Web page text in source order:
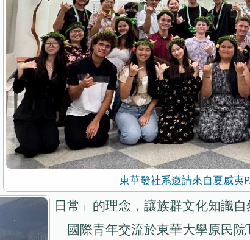
東華發社系邀請來自夏威夷
日常」的理念，讓族群文化知識自
國際青年交流於東華大學原民